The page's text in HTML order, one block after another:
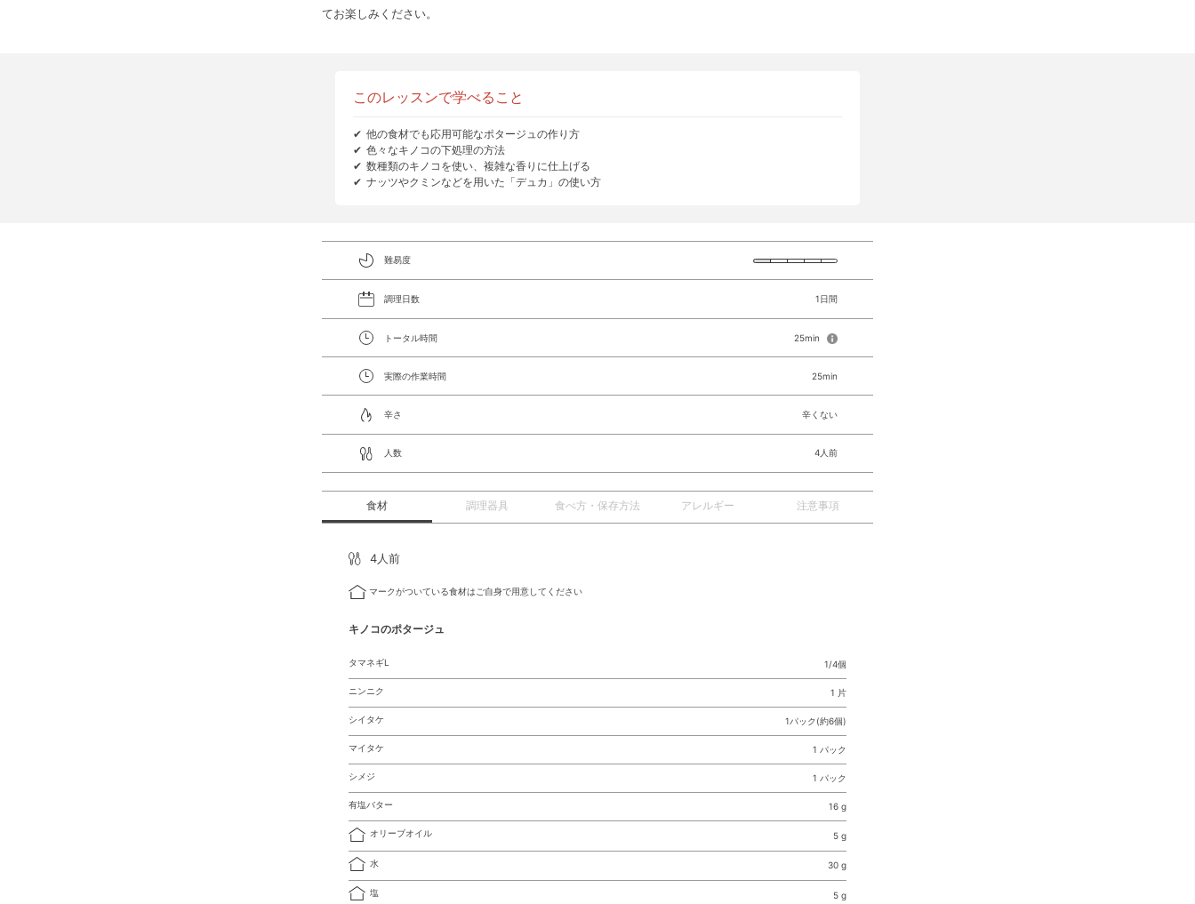
てお楽しみください。
このレッスンで学べること
他の食材でも応用可能なポタージュの作り方
色々なキノコの下処理の方法
数種類のキノコを使い、複雑な香りに仕上げる
ナッツやクミンなどを用いた「デュカ」の使い方
難易度
調理日数 1日間
トータル時間 25min
実際の作業時間 25min
辛さ 辛くない
人数 4人前
食材 調理器具 食べ方・保存方法 アレルギー 注意事項
4人前
マークがついている食材はご自身で用意してください
キノコのポタージュ
タマネギL 1/4個
ニンニク 1 片
シイタケ 1パック(約6個)
マイタケ 1 パック
シメジ 1 パック
有塩バター 16 g
オリーブオイル 5 g
水 30 g
塩 5 g